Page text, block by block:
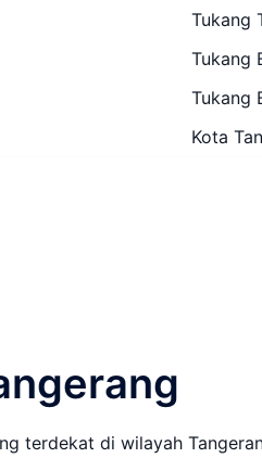
Tukang
Tukang
Tukang
Kota
terdekat di wilayah